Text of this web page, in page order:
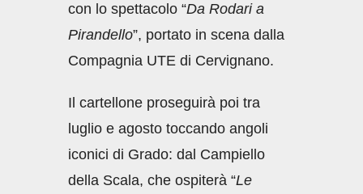
con lo spettacolo “Da Rodari a
Pirandello”, portato in scena dalla
Compagnia UTE di Cervignano.
Il cartellone proseguirà poi tra
luglio e agosto toccando angoli
iconici di Grado: dal Campiello
della Scala, che ospiterà “Le